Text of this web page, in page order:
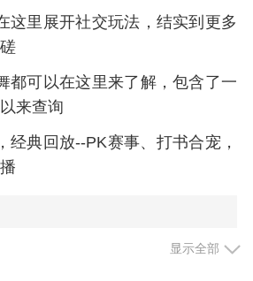
这里展开社交玩法，结实到更多
都可以在这里来了解，包含了一
来查询
经典回放--PK赛事、打书合宠，
显示全部